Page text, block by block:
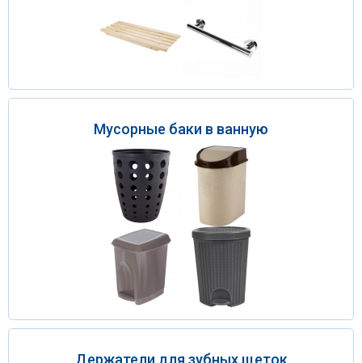
Мусорные баки в ванную
Держатели для зубных щеток